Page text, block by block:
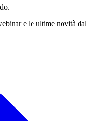
e le ultime novità dal